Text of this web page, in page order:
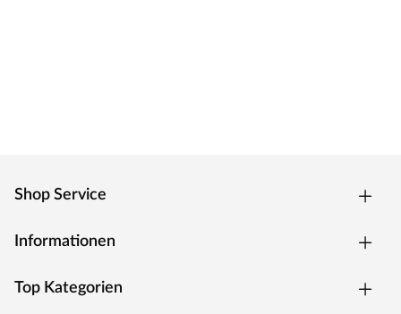
Shop Service
Informationen
Top Kategorien